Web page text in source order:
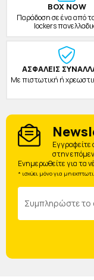
BOX NOW
Παράδοση σε ένα από
lockers
ΑΣΦΑΛΕΙΣ
Με πιστωτική ή
στην
Ενημερωθείτε για τα
* ισχύει μόνο για μη